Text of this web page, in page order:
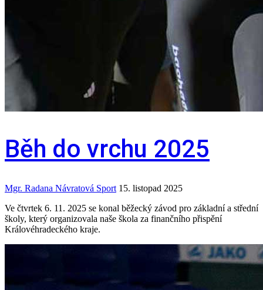
Běh do vrchu 2025
Mgr. Radana Návratová Sport 15. listopad 2025
Ve čtvrtek 6. 11. 2025 se konal běžecký závod pro základní a střední
školy, který organizovala naše škola za finančního přispění
Královéhradeckého kraje.